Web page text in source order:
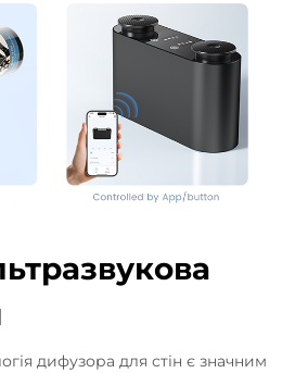
дифузора для стін є значним